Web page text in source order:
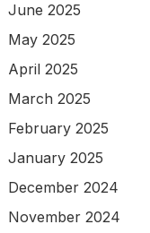
June 2025
May 2025
April 2025
March 2025
February 2025
January 2025
December 2024
November 2024